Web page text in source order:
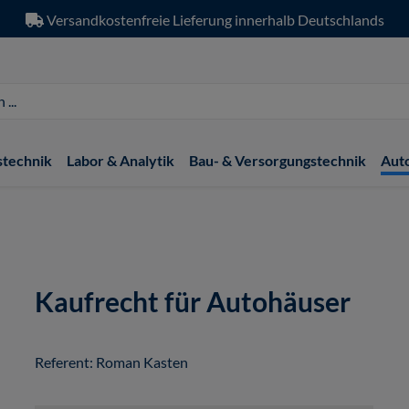
Versandkostenfreie Lieferung innerhalb Deutschlands
Labor & Analytik Bau- & Versorgungstechnik
Kaufrecht für Autohäuser
Referent: Roman Kasten